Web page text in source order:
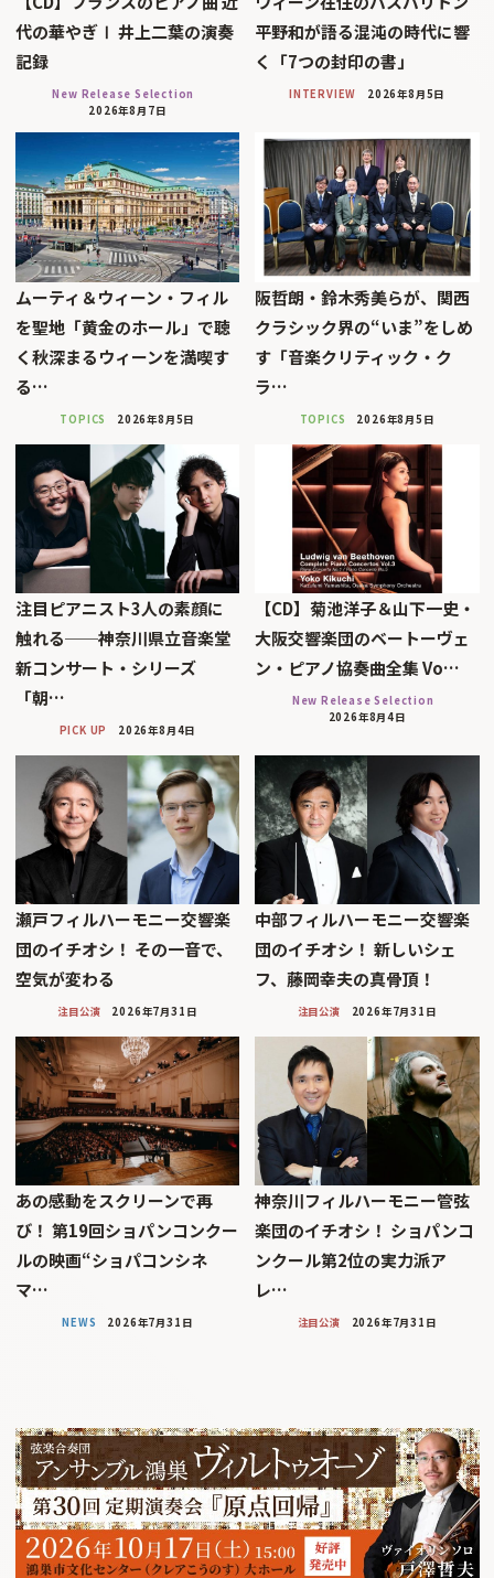
代の華やぎⅠ 井上二葉の演奏
記録
New Release Selection
2026年8月7日
平野和が語る混沌の時代に響
く「7つの封印の書」
INTERVIEW 2026年8月5日
ムーティ＆ウィーン・フィル
を聖地「黄金のホール」で聴
く秋深まるウィーンを満喫す
る…
TOPICS 2026年8月5日
阪哲朗・鈴木秀美らが、関西
クラシック界の“いま”をしめ
す「音楽クリティック・ク
ラ…
TOPICS 2026年8月5日
注目ピアニスト3人の素顔に
触れる──神奈川県立音楽堂
新コンサート・シリーズ
「朝…
PICK UP 2026年8月4日
【CD】菊池洋子＆山下一史・
大阪交響楽団のベートーヴェ
ン・ピアノ協奏曲全集 Vo…
New Release Selection
2026年8月4日
瀬戸フィルハーモニー交響楽
団のイチオシ！ その一音で、
空気が変わる
注目公演 2026年7月31日
中部フィルハーモニー交響楽
団のイチオシ！ 新しいシェ
フ、藤岡幸夫の真骨頂！
注目公演 2026年7月31日
あの感動をスクリーンで再
び！ 第19回ショパンコンクー
ルの映画“ショパコンシネ
マ…
NEWS 2026年7月31日
神奈川フィルハーモニー管弦
楽団のイチオシ！ ショパンコ
ンクール第2位の実力派ア
レ…
注目公演 2026年7月31日